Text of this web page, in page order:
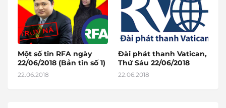
Một số tin RFA ngày
22/06/2018 (Bản tin số 1)
22.06.2018
Đài phát thanh Vatican,
Thứ Sáu 22/06/2018
22.06.2018